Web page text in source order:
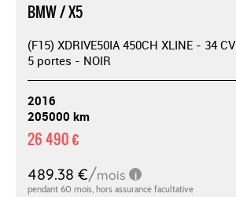
BMW / X5
(F15) XDRIVE50IA 450CH XLINE - 34 CV
5 portes - NOIR
2016
205000 km
26 490 €